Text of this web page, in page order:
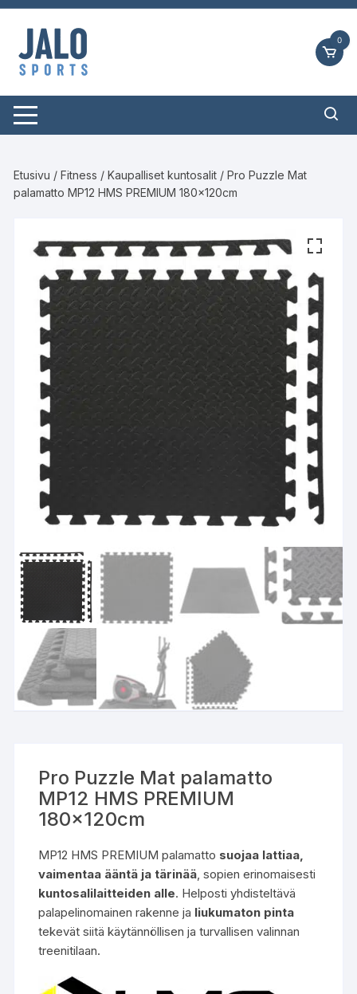
Siirry
suoraan
sisältöön
0
Etusivu /Fitness /Kaupalliset kuntosalit / Pro Puzzle Mat
palamatto MP12 HMS PREMIUM 180x120cm
Pro Puzzle Mat palamatto
MP12 HMS PREMIUM
180x120cm
MP12 HMS PREMIUM palamatto suojaa lattiaa,
vaimentaa ääntä ja tärinää, sopien erinomaisesti
kuntosalilaitteiden alle. Helposti yhdisteltävä
palapelinomainen rakenne ja liukumaton pinta
tekevät siitä käytännöllisen ja turvallisen valinnan
treenitilaan.